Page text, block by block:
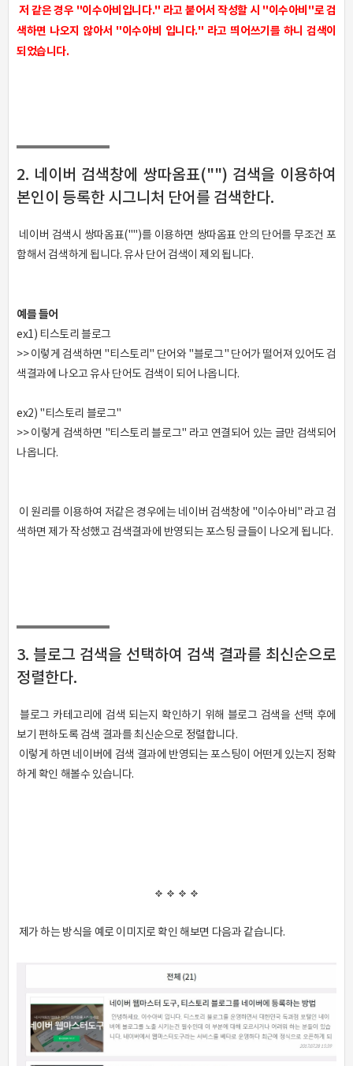
저 같은 경우 "이수아비입니다." 라고 붙어서 작성할 시 "이수아비 "로 검
색하면 나오지 않아서 "이수아비 입니다." 라고 띄어쓰기를 하니 검색이
되었습니다.
2. 네이버 검색창에 쌍따옴표("") 검색을 이용하여
본인이 등록한 시그니처 단어를 검색한다.
네이버 검색시 쌍따옴표("")를 이용하면 쌍따옴표 안의 단어를 무조건 포
함해서 검색하게 됩니다. 유사 단어 검색이 제외 됩니다.
예를 들어
ex1) 티스토리 블로그
>> 이렇게 검색하면 "티스토리" 단어와 "블로그" 단어가 떨어져 있어도 검
색결과에 나오고 유사 단어도 검색이 되어 나옵니다.
ex2) "티스토리 블로그"
>> 이렇게 검색하면 "티스토리 블로그" 라고 연결되어 있는 글만 검색되어
나옵니다.
이 원리를 이용하여 저같은 경우에는 네이버 검색창에 "이수아비" 라고 검
색하면 제가 작성했고 검색결과에 반영되는 포스팅 글들이 나오게 됩니다.
3. 블로그 검색을 선택하여 검색 결과를 최신순으로
정렬한다.
블로그 카테고리에 검색 되는지 확인하기 위해 블로그 검색을 선택 후에
보기 편하도록 검색 결과를 최신순으로 정렬합니다.
이렇게 하면 네이버에 검색 결과에 반영되는 포스팅이 어떤게 있는지 정확
하게 확인 해볼수 있습니다.
제가 하는 방식을 예로 이미지로 확인 해보면 다음과 같습니다.